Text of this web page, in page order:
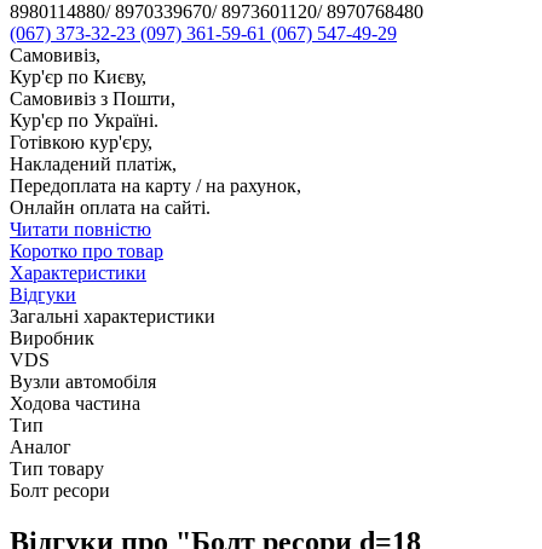
8980114880/ 8970339670/ 8973601120/ 8970768480
(067) 373-32-23 (097) 361-59-61 (067) 547-49-29
Самовивіз,
Кур'єр по Києву,
Самовивіз з Пошти,
Кур'єр по Україні.
Готівкою кур'єру,
Накладений платіж,
Передоплата на карту / на рахунок,
Онлайн оплата на сайті.
Читати повністю
Коротко про товар
Характеристики
Відгуки
Загальні характеристики
Виробник
VDS
Вузли автомобіля
Ходова частина
Тип
Аналог
Тип товару
Болт ресори
Відгуки про "Болт ресори d=18